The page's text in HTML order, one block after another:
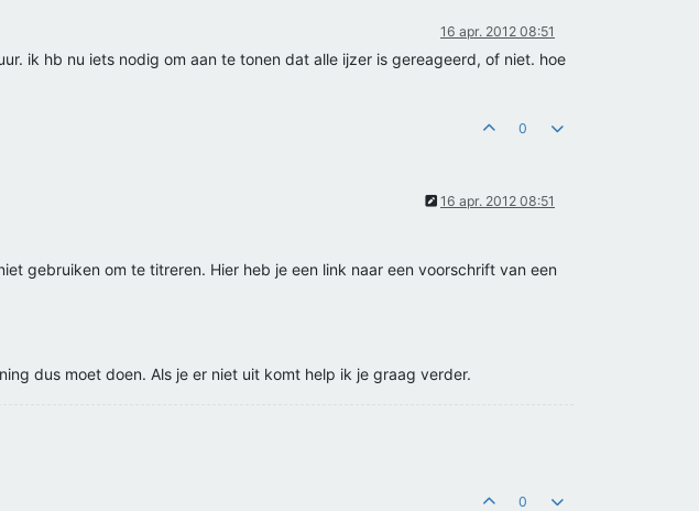
16 apr. 2012 08:51
ik hb nu iets nodig om aan te tonen dat alle ijzer is gereageerd, of niet. hoe
0
16 apr. 2012 08:51
gebruiken om te titreren. Hier heb je een link naar een voorschrift van een
dus moet doen. Als je er niet uit komt help ik je graag verder.
0